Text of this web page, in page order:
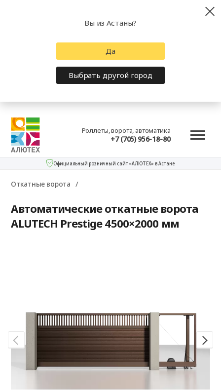
Роллеты, ворота, автоматика
+7 (705) 956-18-80
Официальный розничный сайт «АЛЮТЕХ» в Астане
Откатные ворота
Автоматические откатные ворота
ALUTECH Prestige 4500×2000 мм
Вы из Астаны?
Да
Выбрать другой город